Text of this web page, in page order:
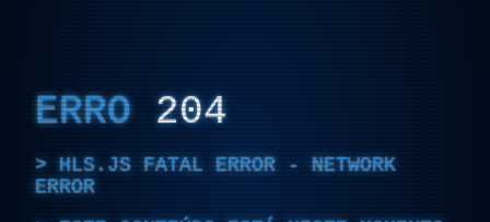
ERRO 204
HLS.JS FATAL ERROR - NETWORK
ERROR